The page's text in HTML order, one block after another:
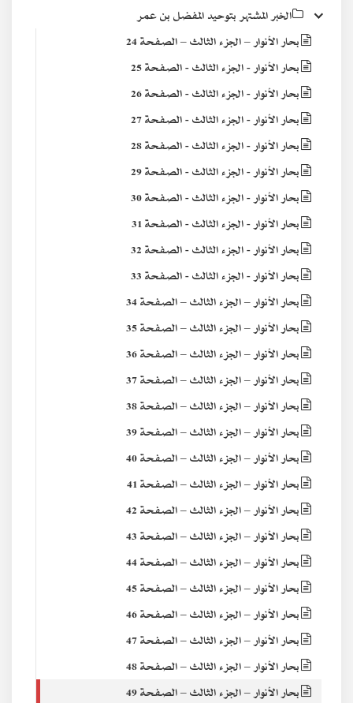
الخبر المشتهر بتوحيد المفضل بن عمر
بحار الأنوار – الجزء الثالث – الصفحة 24
بحار الأنوار - الجزء الثالث - الصفحة 25
بحار الأنوار - الجزء الثالث - الصفحة 26
بحار الأنوار - الجزء الثالث - الصفحة 27
بحار الأنوار - الجزء الثالث - الصفحة 28
بحار الأنوار - الجزء الثالث - الصفحة 29
بحار الأنوار - الجزء الثالث - الصفحة 30
بحار الأنوار - الجزء الثالث - الصفحة 31
بحار الأنوار - الجزء الثالث - الصفحة 32
بحار الأنوار - الجزء الثالث - الصفحة 33
بحار الأنوار – الجزء الثالث – الصفحة 34
بحار الأنوار – الجزء الثالث – الصفحة 35
بحار الأنوار – الجزء الثالث – الصفحة 36
بحار الأنوار – الجزء الثالث – الصفحة 37
بحار الأنوار – الجزء الثالث – الصفحة 38
بحار الأنوار – الجزء الثالث – الصفحة 39
بحار الأنوار – الجزء الثالث – الصفحة 40
بحار الأنوار – الجزء الثالث – الصفحة 41
بحار الأنوار – الجزء الثالث – الصفحة 42
بحار الأنوار – الجزء الثالث – الصفحة 43
بحار الأنوار – الجزء الثالث – الصفحة 44
بحار الأنوار – الجزء الثالث – الصفحة 45
بحار الأنوار – الجزء الثالث – الصفحة 46
بحار الأنوار – الجزء الثالث – الصفحة 47
بحار الأنوار – الجزء الثالث – الصفحة 48
بحار الأنوار – الجزء الثالث – الصفحة 49